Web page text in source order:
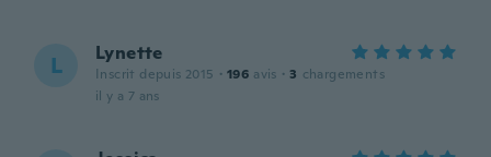
L Lynette
Inscrit depuis 2015 · 196 avis · 3 chargements
il y a 7 ans